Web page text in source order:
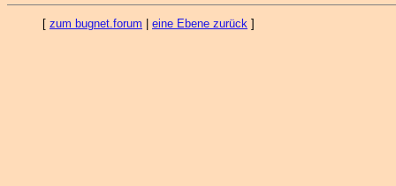
[ zum bugnet.forum eine Ebene zurück ]